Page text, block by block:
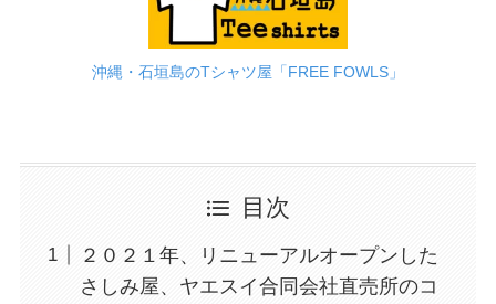
沖縄・石垣島のTシャツ屋「FREE FOWLS」
目次
２０２１年、リニューアルオープンした
さしみ屋、ヤエスイ合同会社直売所のコ